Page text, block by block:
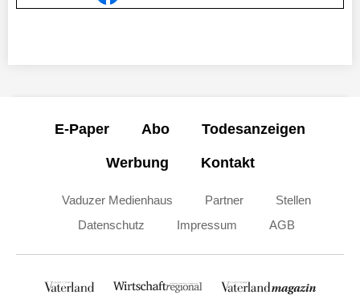
E-Paper Abo Todesanzeigen
Werbung Kontakt
Vaduzer Medienhaus Partner
Stellen
Datenschutz
Impressum AGB